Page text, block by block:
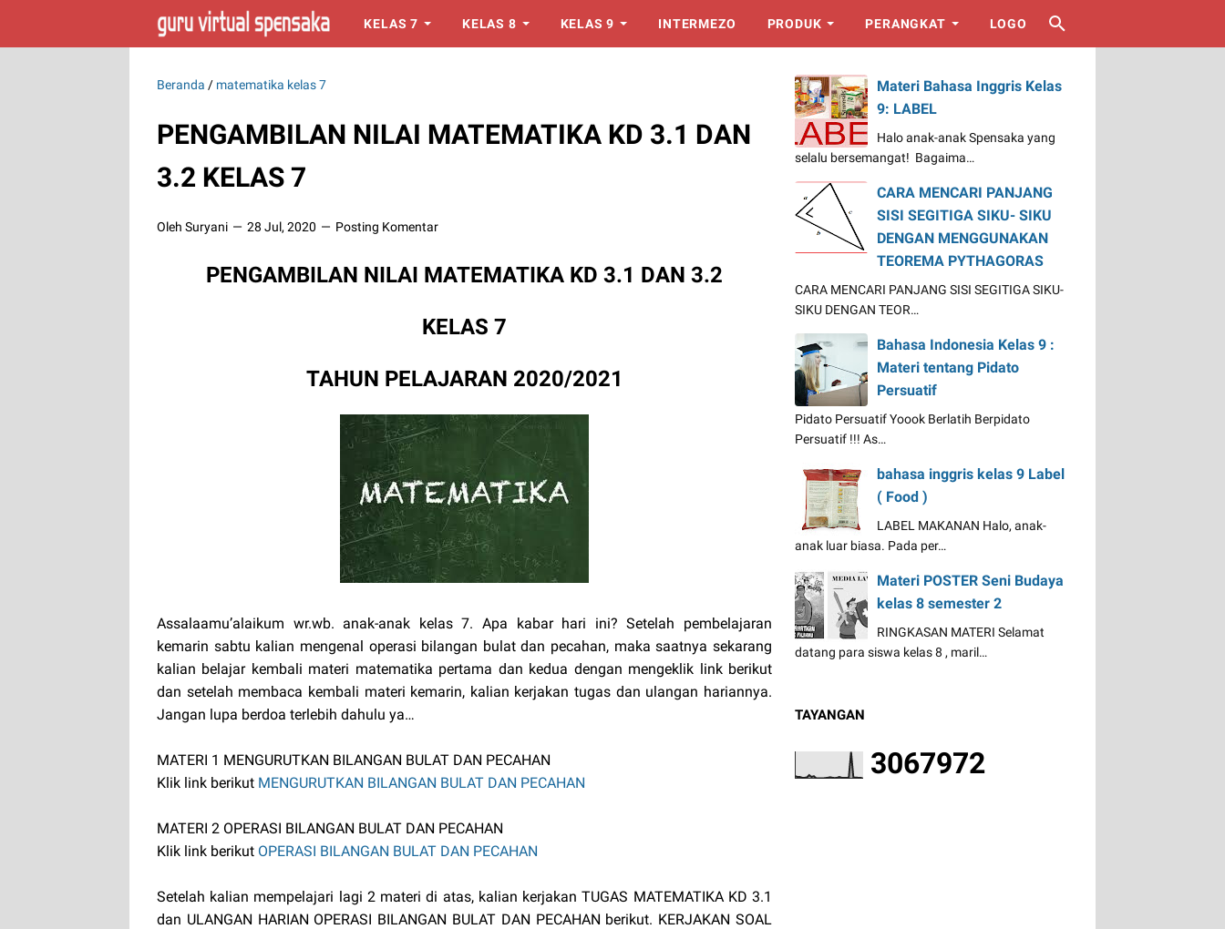
KELAS 7 KELAS 8 KELAS 9 INTERMEZO PRODUK PERANGKAT LOGO
Beranda / matematika kelas 7
PENGAMBILAN NILAI MATEMATIKA KD 3.1 DAN
3.2 KELAS 7
Oleh Suryani 28 Jul, 2020 Posting Komentar
PENGAMBILAN NILAI MATEMATIKA KD 3.1 DAN 3.2
KELAS 7
TAHUN PELAJARAN 2020/2021
Assalaamu’alaikum wr.wb. anak-anak kelas 7. Apa kabar hari ini? Setelah pembelajaran
kemarin sabtu kalian mengenal operasi bilangan bulat dan pecahan, maka saatnya sekarang
kalian belajar kembali materi matematika pertama dan kedua dengan mengeklik link berikut
dan setelah membaca kembali materi kemarin, kalian kerjakan tugas dan ulangan hariannya.
Jangan lupa berdoa terlebih dahulu ya…
MATERI 1 MENGURUTKAN BILANGAN BULAT DAN PECAHAN
Klik link berikut MENGURUTKAN BILANGAN BULAT DAN PECAHAN
MATERI 2 OPERASI BILANGAN BULAT DAN PECAHAN
Klik link berikut OPERASI BILANGAN BULAT DAN PECAHAN
Setelah kalian mempelajari lagi 2 materi di atas, kalian kerjakan TUGAS MATEMATIKA KD 3.1
dan ULANGAN HARIAN OPERASI BILANGAN BULAT DAN PECAHAN berikut. KERJAKAN SOAL
Materi Bahasa Inggris Kelas
9: LABEL
Halo anak-anak Spensaka yang
selalu bersemangat! Bagaima…
CARA MENCARI PANJANG
SISI SEGITIGA SIKU- SIKU
DENGAN MENGGUNAKAN
TEOREMA PYTHAGORAS
CARA MENCARI PANJANG SISI SEGITIGA SIKU-
SIKU DENGAN TEOR…
Bahasa Indonesia Kelas 9 :
Materi tentang Pidato
Persuatif
Pidato Persuatif Yoook Berlatih Berpidato
Persuatif !!! As…
bahasa inggris kelas 9 Label
( Food )
LABEL MAKANAN Halo, anak-
anak luar biasa. Pada per…
Materi POSTER Seni Budaya
kelas 8 semester 2
RINGKASAN MATERI Selamat
datang para siswa kelas 8 , maril…
TAYANGAN
3067972